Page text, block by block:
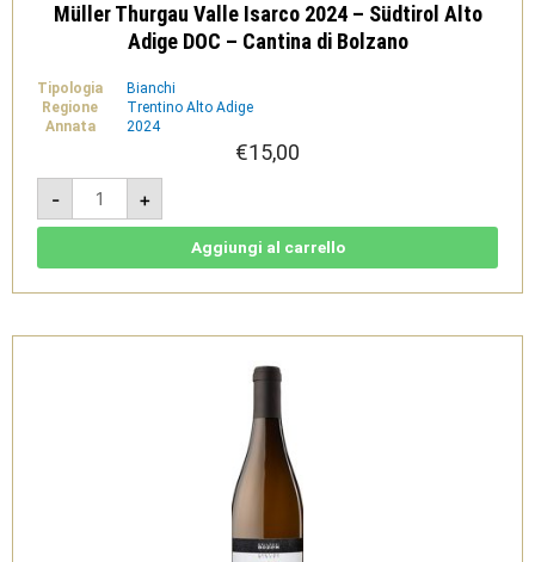
Müller Thurgau Valle Isarco 2024 – Südtirol Alto
Adige DOC – Cantina di Bolzano
Tipologia
Bianchi
Regione
Trentino Alto Adige
Annata
2024
€15,00
-
Müller
Thurgau
Valle
Isarco
Alto
-
+
Aggiungi al carrello